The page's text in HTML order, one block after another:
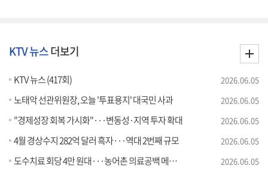
KTV 뉴스더보기
KTV 뉴스 (417회) 2026.06.05
노태악 선관위원장, 오늘 '투표용지' 대국민 사과 2026.06.05
"경제성장 회복 가시화"···변동성·지역 투자 확대 2026.06.05
4월 경상수지 282억 달러 흑자···역대 2번째 규모 2026.06.05
도수치료 회당 4만 원대···농어촌 의료공백 메운다 2026.06.05